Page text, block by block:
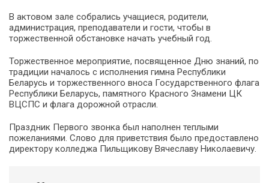
В актовом зале собрались учащиеся, родители,
администрация, преподаватели и гости, чтобы в
торжественной обстановке начать учебный год.
Торжественное мероприятие, посвященное Дню знаний, по
традиции началось с исполнения гимна Республики
Беларусь и торжественного вноса Государственного флага
Республики Беларусь, памятного Красного Знамени ЦК
ВЦСПС и флага дорожной отрасли.
Праздник Первого звонка был наполнен теплыми
пожеланиями. Слово для приветствия было предоставлено
директору колледжа Пильщикову Вячеславу Николаевичу.